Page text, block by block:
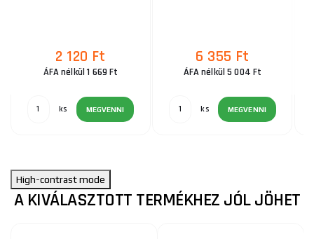
2 120 Ft
ÁFA nélkül 1 669 Ft
ks MEGVENNI
6 355 Ft
ÁFA nélkül 5 004 Ft
ks MEGVENNI
High-contrast mode
A KIVÁLASZTOTT TERMÉKHEZ JÓL JÖHET